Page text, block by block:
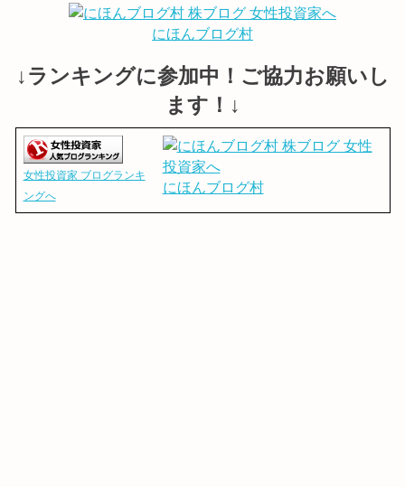
にほんブログ村
↓ランキングに参加中！ご協力お願いし
ます！↓
女性投資家 ブログランキ
ングへ
にほんブログ村